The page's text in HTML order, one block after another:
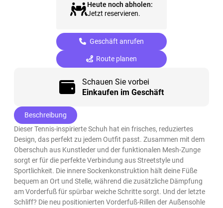
Heute noch abholen:
Jetzt reservieren.
Geschäft anrufen
Route planen
Schauen Sie vorbei
Einkaufen im Geschäft
Beschreibung
Dieser Tennis-inspirierte Schuh hat ein frisches, reduziertes
Design, das perfekt zu jedem Outfit passt. Zusammen mit dem
Oberschuh aus Kunstleder und der funktionalen Mesh-Zunge
sorgt er für die perfekte Verbindung aus Streetstyle und
Sportlichkeit. Die innere Sockenkonstruktion hält deine Füße
bequem an Ort und Stelle, während die zusätzliche Dämpfung
am Vorderfuß für spürbar weiche Schritte sorgt. Und der letzte
Schliff? Die neu positionierten Vorderfuß-Rillen der Außensohle